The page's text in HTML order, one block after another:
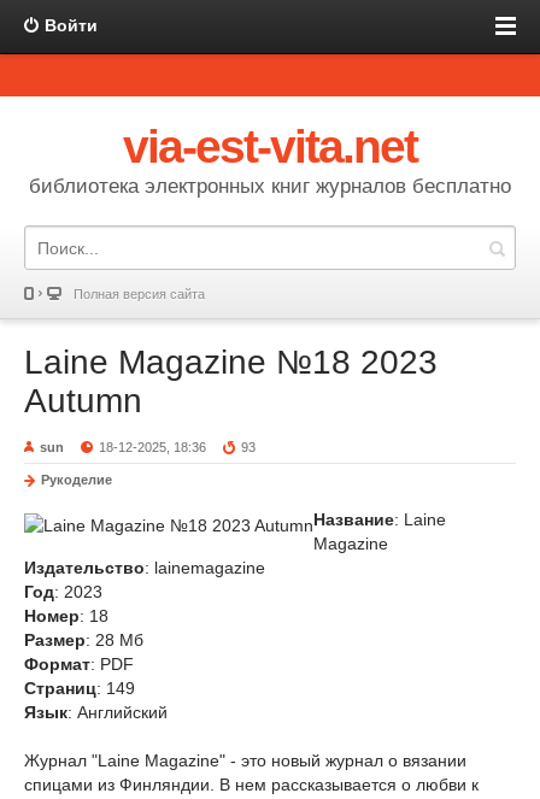
Войти
via-est-vita.net
библиотека электронных книг журналов бесплатно
Полная версия сайта
Laine Magazine №18 2023
Autumn
sun 18-12-2025, 18:36 93
Рукоделие
Название: Laine
Magazine
Издательство: lainemagazine
Год: 2023
Номер: 18
Размер: 28 Мб
Формат: PDF
Страниц: 149
Язык: Английский
Журнал "Laine Magazine" - это новый журнал о вязании
спицами из Финляндии. В нем рассказывается о любви к